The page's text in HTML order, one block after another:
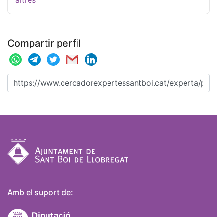
Compartir perfil
Amb el suport de: